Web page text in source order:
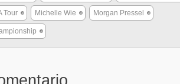
Tour Michelle Wie Morgan Pressel